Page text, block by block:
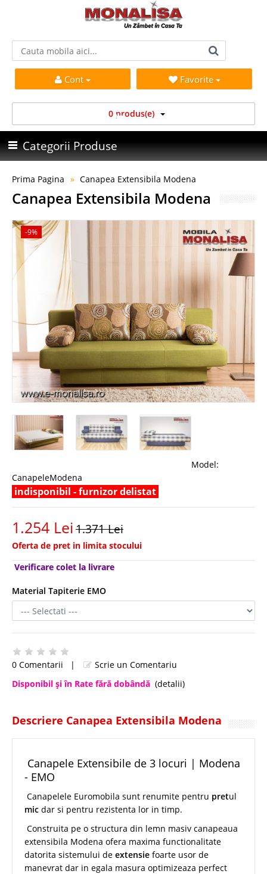
Cont Favorite
0 produs(e)
Categorii Produse
Prima Pagina Canapea Extensibila Modena
Canapea Extensibila Modena
-9%
Model:
CanapeleModena
indisponibil - furnizor delistat
1.254 Lei1.371 Lei
Oferta de pret in limita stocului
Verificare colet la livrare
Material Tapiterie EMO
0 Comentarii |
Scrie un Comentariu
Disponibil şi în Rate fără dobândă (detalii)
Descriere Canapea Extensibila Modena
Canapele Extensibile de 3 locuri | Modena
- EMO
Canapelele Euromobila sunt renumite pentru pretul
mic dar si pentru rezistenta lor in timp.
Construita pe o structura din lemn masiv canapeaua
extensibila Modena ofera maxima functionalitate
datorita sistemului de extensie foarte usor de
manevrat dar in egala masura optimizeaza perfect